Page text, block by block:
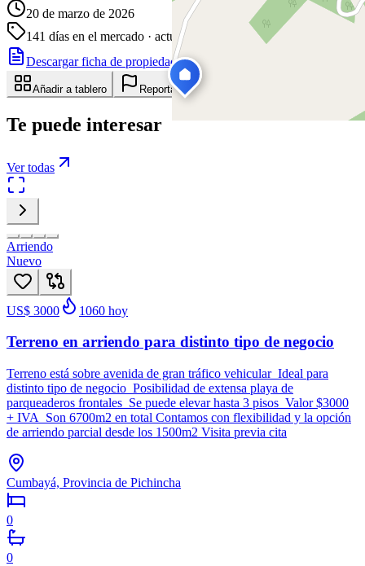
20 de marzo de 2026
141 días en el mercado · actualizado hace 0 días
Descargar ficha de propiedad
Añadir a tablero Reportar anuncio
Te puede interesar
Ver todas
Arriendo
Nuevo
US$ 3000 1060 hoy
Terreno en arriendo para distinto tipo de negocio
Terreno está sobre avenida de gran tráfico vehicular Ideal para
distinto tipo de negocio Posibilidad de extensa playa de
parqueaderos frontales Se puede elevar hasta 3 pisos Valor $3000
+ IVA Son 6700m2 en total Contamos con flexibilidad y la opción
de arriendo parcial desde los 1500m2 Visita previa cita
Cumbayá, Provincia de Pichincha
0
0